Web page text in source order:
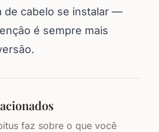
de cabelo se instalar —
é sempre mais
faz sobre o que você